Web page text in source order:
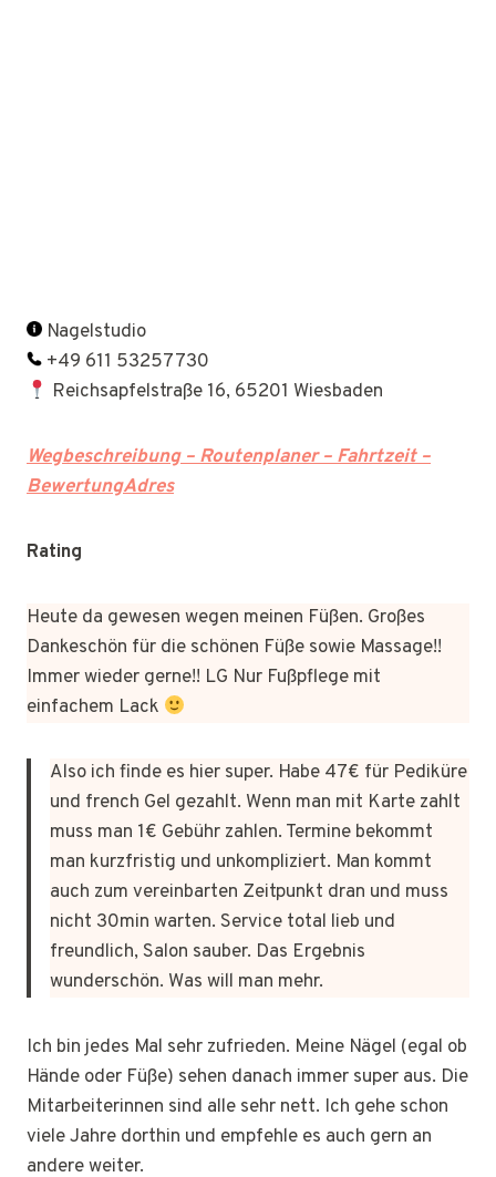
Nagelstudio
+49 611 53257730
Reichsapfelstraße 16, 65201 Wiesbaden
Wegbeschreibung – Routenplaner – Fahrtzeit –
BewertungAdres
Rating
Heute da gewesen wegen meinen Füßen. Großes
Dankeschön für die schönen Füße sowie Massage!!
Immer wieder gerne!! LG Nur Fußpflege mit
einfachem Lack
Also ich finde es hier super. Habe 47€ für Pediküre
und french Gel gezahlt. Wenn man mit Karte zahlt
muss man 1€ Gebühr zahlen. Termine bekommt
man kurzfristig und unkompliziert. Man kommt
auch zum vereinbarten Zeitpunkt dran und muss
nicht 30min warten. Service total lieb und
freundlich, Salon sauber. Das Ergebnis
wunderschön. Was will man mehr.
Ich bin jedes Mal sehr zufrieden. Meine Nägel (egal ob
Hände oder Füße) sehen danach immer super aus. Die
Mitarbeiterinnen sind alle sehr nett. Ich gehe schon
viele Jahre dorthin und empfehle es auch gern an
andere weiter.